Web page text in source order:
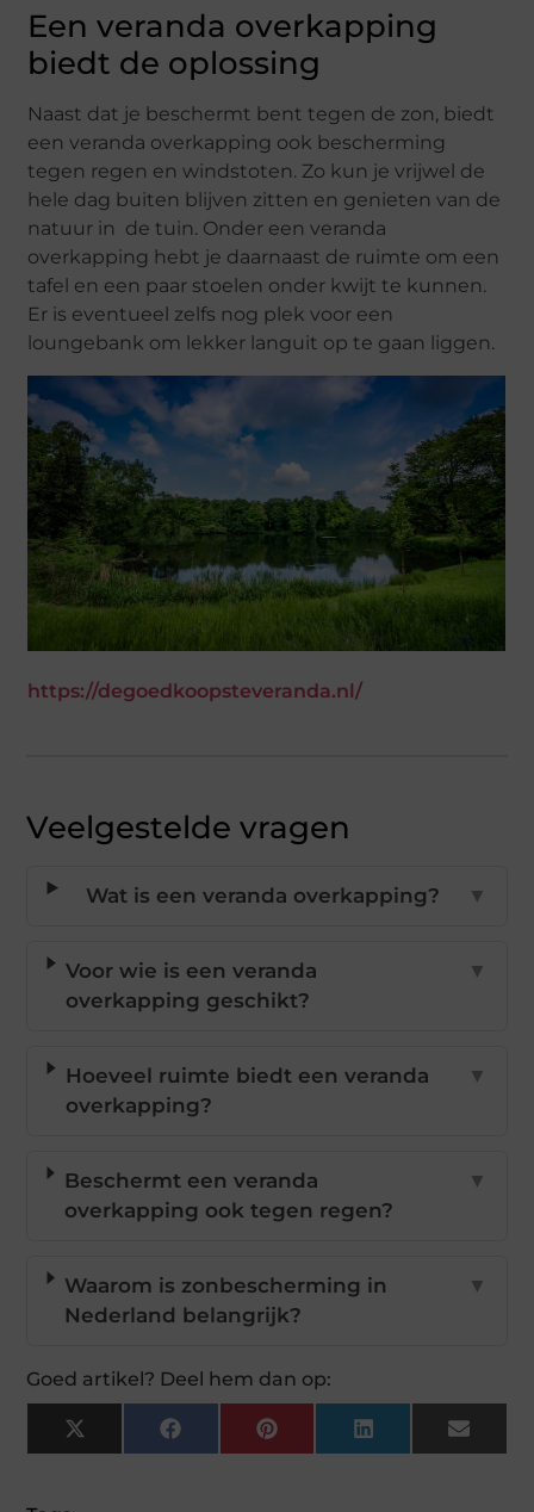
Een veranda overkapping
biedt de oplossing
Naast dat je beschermt bent tegen de zon, biedt
een veranda overkapping ook bescherming
tegen regen en windstoten. Zo kun je vrijwel de
hele dag buiten blijven zitten en genieten van de
natuur in de tuin. Onder een veranda
overkapping hebt je daarnaast de ruimte om een
tafel en een paar stoelen onder kwijt te kunnen.
Er is eventueel zelfs nog plek voor een
loungebank om lekker languit op te gaan liggen.
https://degoedkoopsteveranda.nl/
Veelgestelde vragen
Wat is een veranda overkapping? ▼
Voor wie is een veranda
overkapping geschikt?
▼
Hoeveel ruimte biedt een veranda
overkapping?
▼
Beschermt een veranda
overkapping ook tegen regen?
▼
Waarom is zonbescherming in
Nederland belangrijk?
▼
Goed artikel? Deel hem dan op:
X
(Twitter)
FacebookPinterestLinkedInEmail